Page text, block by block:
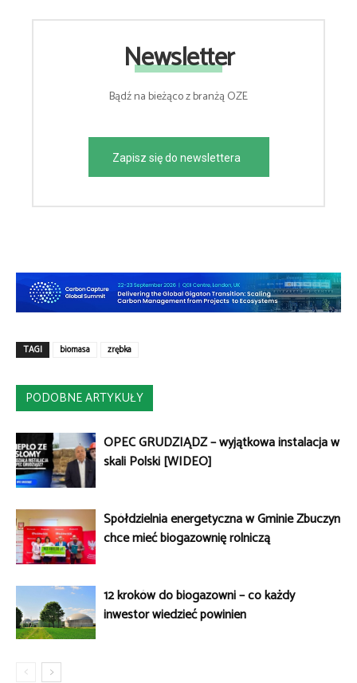
Newsletter
Bądź na bieżąco z branżą OZE
Zapisz się do newslettera
TAGI biomasa zrębka
PODOBNE ARTYKUŁY
OPEC GRUDZIĄDZ – wyjątkowa instalacja w
skali Polski [WIDEO]
Spółdzielnia energetyczna w Gminie Zbuczyn
chce mieć biogazownię rolniczą
12 kroków do biogazowni – co każdy
inwestor wiedzieć powinien